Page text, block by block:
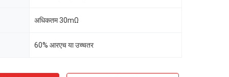
अधिकतम 30mΩ
60% आरएच या उच्चतर